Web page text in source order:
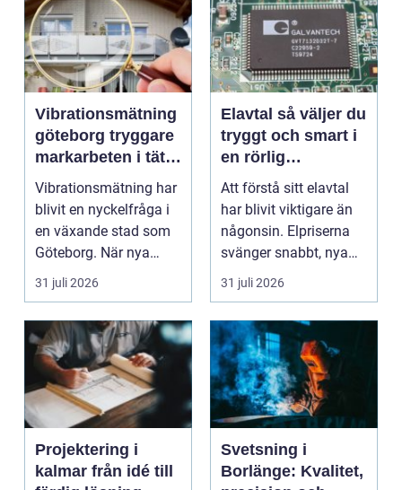
Vibrationsmätning
göteborg tryggare
markarbeten i tät
stadsmiljö
Vibrationsmätning har
blivit en nyckelfråga i
en växande stad som
Göteborg. När nya
bostäder, broar,...
31 juli 2026
Elavtal så väljer du
tryggt och smart i
en rörlig
elmarknad
Att förstå sitt elavtal
har blivit viktigare än
någonsin. Elpriserna
svänger snabbt, nya
typer av av...
31 juli 2026
Projektering i
kalmar från idé till
Svetsning i
Borlänge: Kvalitet,